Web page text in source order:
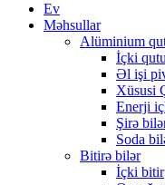
Ev
Məhsullar
Alüminium
İçki
Əl işi
Xüsusi
Enerji
Şirə
Soda
Bitirə bilər
İçki bitir